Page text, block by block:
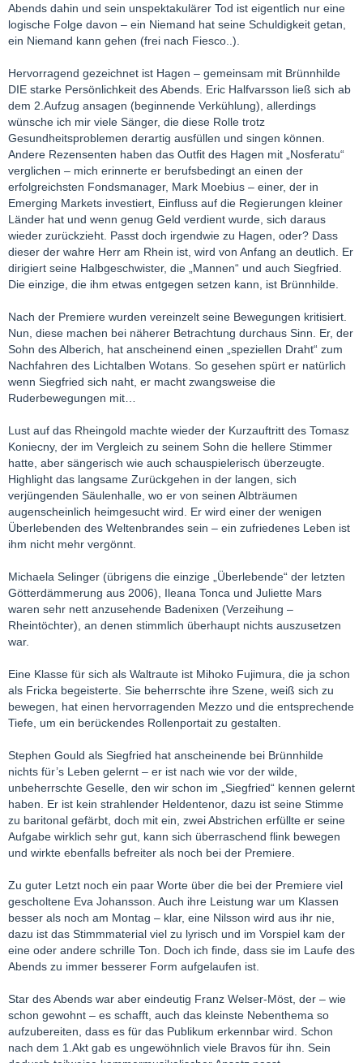
Abends dahin und sein unspektakulärer Tod ist eigentlich nur eine
logische Folge davon – ein Niemand hat seine Schuldigkeit getan,
ein Niemand kann gehen (frei nach Fiesco..).
Hervorragend gezeichnet ist Hagen – gemeinsam mit Brünnhilde
DIE starke Persönlichkeit des Abends. Eric Halfvarsson ließ sich ab
dem 2.Aufzug ansagen (beginnende Verkühlung), allerdings
wünsche ich mir viele Sänger, die diese Rolle trotz
Gesundheitsproblemen derartig ausfüllen und singen können.
Andere Rezensenten haben das Outfit des Hagen mit „Nosferatu“
verglichen – mich erinnerte er berufsbedingt an einen der
erfolgreichsten Fondsmanager, Mark Moebius – einer, der in
Emerging Markets investiert, Einfluss auf die Regierungen kleiner
Länder hat und wenn genug Geld verdient wurde, sich daraus
wieder zurückzieht. Passt doch irgendwie zu Hagen, oder? Dass
dieser der wahre Herr am Rhein ist, wird von Anfang an deutlich. Er
dirigiert seine Halbgeschwister, die „Mannen“ und auch Siegfried.
Die einzige, die ihm etwas entgegen setzen kann, ist Brünnhilde.
Nach der Premiere wurden vereinzelt seine Bewegungen kritisiert.
Nun, diese machen bei näherer Betrachtung durchaus Sinn. Er, der
Sohn des Alberich, hat anscheinend einen „speziellen Draht“ zum
Nachfahren des Lichtalben Wotans. So gesehen spürt er natürlich
wenn Siegfried sich naht, er macht zwangsweise die
Ruderbewegungen mit…
Lust auf das Rheingold machte wieder der Kurzauftritt des Tomasz
Koniecny, der im Vergleich zu seinem Sohn die hellere Stimmer
hatte, aber sängerisch wie auch schauspielerisch überzeugte.
Highlight das langsame Zurückgehen in der langen, sich
verjüngenden Säulenhalle, wo er von seinen Albträumen
augenscheinlich heimgesucht wird. Er wird einer der wenigen
Überlebenden des Weltenbrandes sein – ein zufriedenes Leben ist
ihm nicht mehr vergönnt.
Michaela Selinger (übrigens die einzige „Überlebende“ der letzten
Götterdämmerung aus 2006), Ileana Tonca und Juliette Mars
waren sehr nett anzusehende Badenixen (Verzeihung –
Rheintöchter), an denen stimmlich überhaupt nichts auszusetzen
war.
Eine Klasse für sich als Waltraute ist Mihoko Fujimura, die ja schon
als Fricka begeisterte. Sie beherrschte ihre Szene, weiß sich zu
bewegen, hat einen hervorragenden Mezzo und die entsprechende
Tiefe, um ein berückendes Rollenportait zu gestalten.
Stephen Gould als Siegfried hat anscheinende bei Brünnhilde
nichts für’s Leben gelernt – er ist nach wie vor der wilde,
unbeherrschte Geselle, den wir schon im „Siegfried“ kennen gelernt
haben. Er ist kein strahlender Heldentenor, dazu ist seine Stimme
zu baritonal gefärbt, doch mit ein, zwei Abstrichen erfüllte er seine
Aufgabe wirklich sehr gut, kann sich überraschend flink bewegen
und wirkte ebenfalls befreiter als noch bei der Premiere.
Zu guter Letzt noch ein paar Worte über die bei der Premiere viel
gescholtene Eva Johansson. Auch ihre Leistung war um Klassen
besser als noch am Montag – klar, eine Nilsson wird aus ihr nie,
dazu ist das Stimmmaterial viel zu lyrisch und im Vorspiel kam der
eine oder andere schrille Ton. Doch ich finde, dass sie im Laufe des
Abends zu immer besserer Form aufgelaufen ist.
Star des Abends war aber eindeutig Franz Welser-Möst, der – wie
schon gewohnt – es schafft, auch das kleinste Nebenthema so
aufzubereiten, dass es für das Publikum erkennbar wird. Schon
nach dem 1.Akt gab es ungewöhnlich viele Bravos für ihn. Sein